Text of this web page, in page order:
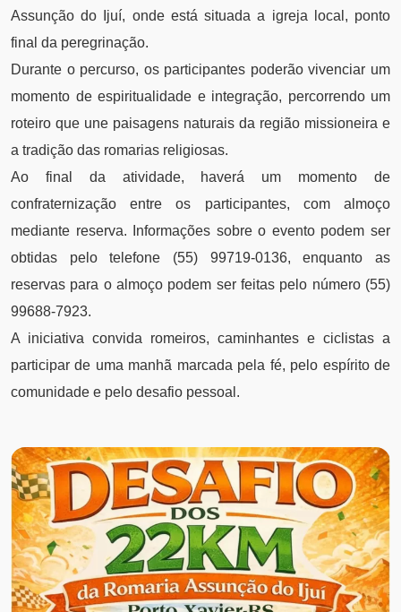
Assunção do Ijuí, onde está situada a igreja local, ponto
final da peregrinação.
Durante o percurso, os participantes poderão vivenciar um
momento de espiritualidade e integração, percorrendo um
roteiro que une paisagens naturais da região missioneira e
a tradição das romarias religiosas.
Ao final da atividade, haverá um momento de
confraternização entre os participantes, com almoço
mediante reserva. Informações sobre o evento podem ser
obtidas pelo telefone (55) 99719-0136, enquanto as
reservas para o almoço podem ser feitas pelo número (55)
99688-7923.
A iniciativa convida romeiros, caminhantes e ciclistas a
participar de uma manhã marcada pela fé, pelo espírito de
comunidade e pelo desafio pessoal.